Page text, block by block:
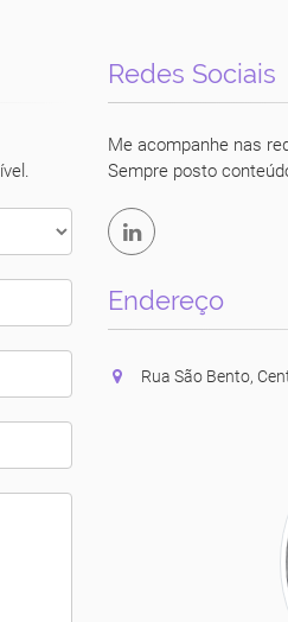
Redes Sociais
Me acompanhe nas
Sempre posto
Endereço
Rua São Bento,